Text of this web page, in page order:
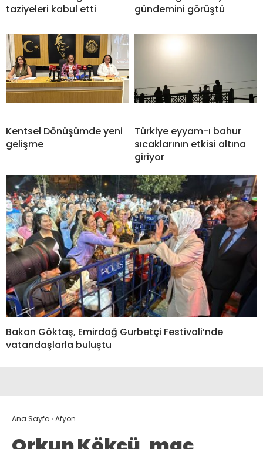
taziyeleri kabul etti
gündemini görüştü
Kentsel Dönüşümde yeni
gelişme
Türkiye eyyam-ı bahur
sıcaklarının etkisi altına
giriyor
Bakan Göktaş, Emirdağ Gurbetçi Festivali’nde
vatandaşlarla buluştu
Ana Sayfa ›Afyon